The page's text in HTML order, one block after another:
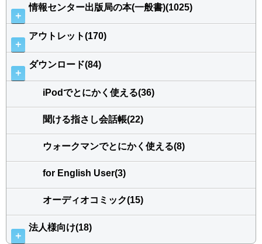
＋
情報センター出版局の本(一般書)(1025)
＋
アウトレット(170)
＋
ダウンロード(84)
iPodでとにかく使える(36)
聞ける指さし会話帳(22)
ウォークマンでとにかく使える(8)
for English User(3)
オーディオコミック(15)
＋
法人様向け(18)